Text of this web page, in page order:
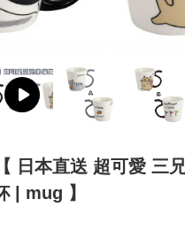
日本直送 超可愛 三
| mug 】